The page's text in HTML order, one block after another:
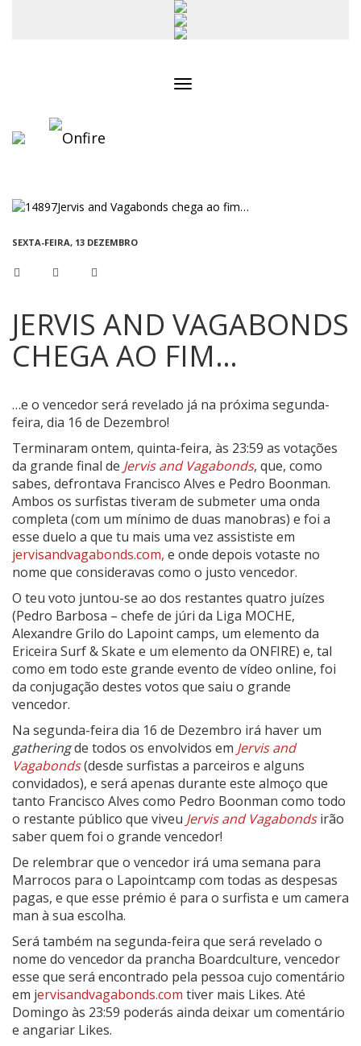
SEXTA-FEIRA, 13 DEZEMBRO
JERVIS AND VAGABONDS
CHEGA AO FIM…
…e o vencedor será revelado já na próxima segunda-
feira, dia 16 de Dezembro!
Terminaram ontem, quinta-feira, às 23:59 as votações
da grande final de Jervis and Vagabonds, que, como
sabes, defrontava Francisco Alves e Pedro Boonman.
Ambos os surfistas tiveram de submeter uma onda
completa (com um mínimo de duas manobras) e foi a
esse duelo a que tu mais uma vez assististe em
jervisandvagabonds.com, e onde depois votaste no
nome que consideravas como o justo vencedor.
O teu voto juntou-se ao dos restantes quatro juízes
(Pedro Barbosa – chefe de júri da Liga MOCHE,
Alexandre Grilo do Lapoint camps, um elemento da
Ericeira Surf & Skate e um elemento da ONFIRE) e, tal
como em todo este grande evento de vídeo online, foi
da conjugação destes votos que saiu o grande
vencedor.
Na segunda-feira dia 16 de Dezembro irá haver um
gatheringde todos os envolvidos em Jervis and
Vagabonds(desde surfistas a parceiros e alguns
convidados), e será apenas durante este almoço que
tanto Francisco Alves como Pedro Boonman como todo
o restante público que viveu Jervis and Vagabondsirão
saber quem foi o grande vencedor!
De relembrar que o vencedor irá uma semana para
Marrocos para o Lapointcamp com todas as despesas
pagas, e que esse prémio é para o surfista e um camera
man à sua escolha.
Será também na segunda-feira que será revelado o
nome do vencedor da prancha Boardculture, vencedor
esse que será encontrado pela pessoa cujo comentário
em jervisandvagabonds.com tiver mais Likes. Até
Domingo às 23:59 poderás ainda deixar um comentário
e angariar Likes.